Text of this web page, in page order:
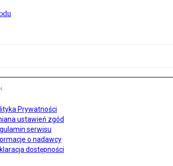
Prywatności
ustawień zgód
serwisu
o nadawcy
dostępności